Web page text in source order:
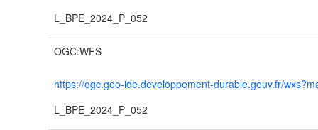
L_BPE_2024_P_052
OGC:WFS
https://ogc.geo-ide.developpement-durable.gouv.fr/
L_BPE_2024_P_052